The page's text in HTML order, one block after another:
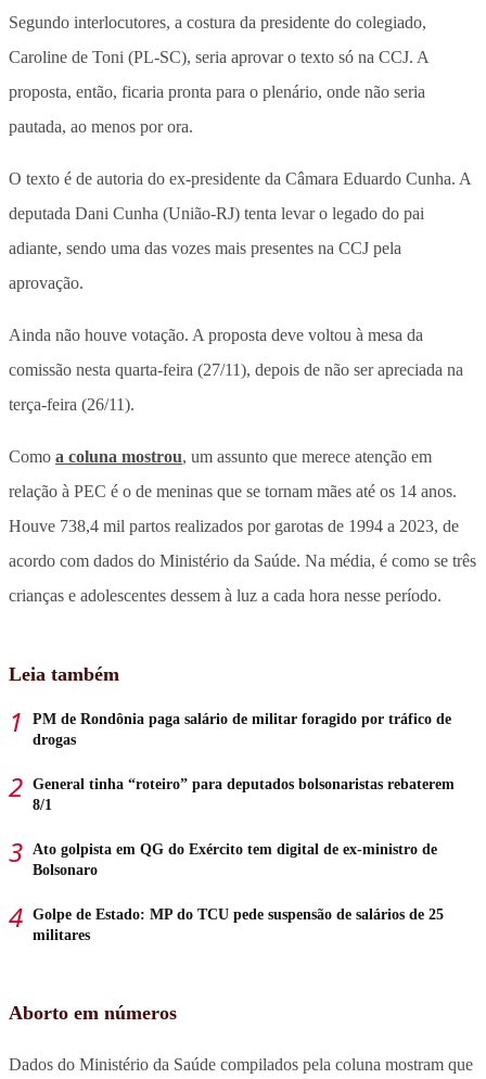
Segundo interlocutores, a costura da presidente do colegiado,
Caroline de Toni (PL-SC), seria aprovar o texto só na CCJ. A
proposta, então, ficaria pronta para o plenário, onde não seria
pautada, ao menos por ora.
O texto é de autoria do ex-presidente da Câmara Eduardo Cunha. A
deputada Dani Cunha (União-RJ) tenta levar o legado do pai
adiante, sendo uma das vozes mais presentes na CCJ pela
aprovação.
Ainda não houve votação. A proposta deve voltou à mesa da
comissão nesta quarta-feira (27/11), depois de não ser apreciada na
terça-feira (26/11).
Como a coluna mostrou, um assunto que merece atenção em
relação à PEC é o de meninas que se tornam mães até os 14 anos.
Houve 738,4 mil partos realizados por garotas de 1994 a 2023, de
acordo com dados do Ministério da Saúde. Na média, é como se três
crianças e adolescentes dessem à luz a cada hora nesse período.
Leia também
PM de Rondônia paga salário de militar foragido por tráfico de
drogas
General tinha “roteiro” para deputados bolsonaristas rebaterem
8/1
Ato golpista em QG do Exército tem digital de ex-ministro de
Bolsonaro
Golpe de Estado: MP do TCU pede suspensão de salários de 25
militares
Aborto em números
Dados do Ministério da Saúde compilados pela coluna mostram que